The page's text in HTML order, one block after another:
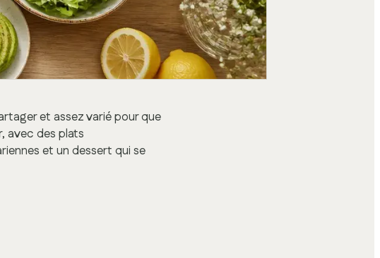
et assez varié pour que
avec des plats
et un dessert qui se